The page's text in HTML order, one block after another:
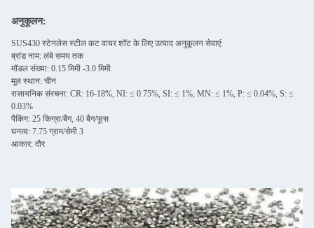
अनुकूलन:
SUS430 स्टेनलेस स्टील कट वायर शॉट के लिए उत्पाद अनुकूलन सेवाएं:
ब्रांड नाम: लंबे समय तक
मॉडल संख्या: 0.15 मिमी -3.0 मिमी
मूल स्थान: चीन
रासायनिक संरचना: CR: 16-18%, NI: ≤ 0.75%, SI: ≤ 1%, MN: ≤ 1%, P: ≤ 0.04%, S: ≤
0.03%
पैकिंग: 25 किग्रा/बैग, 40 बैग/फूस
घनत्व: 7.75 ग्राम/सेमी 3
आकार: दौर